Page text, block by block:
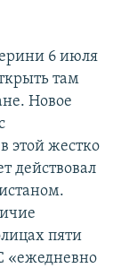
6 июля
там
Новое
этой жестко
действовал
пяти
«ежедневно